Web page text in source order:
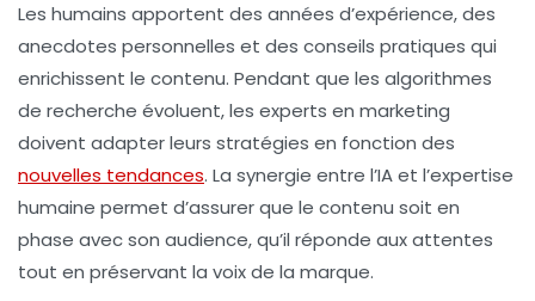
Les humains apportent des années d’expérience, des
anecdotes personnelles et des conseils pratiques qui
enrichissent le contenu. Pendant que les algorithmes
de recherche évoluent, les experts en marketing
doivent adapter leurs stratégies en fonction des
nouvelles tendances. La synergie entre l’IA et l’expertise
humaine permet d’assurer que le contenu soit en
phase avec son audience, qu’il réponde aux attentes
tout en préservant la voix de la marque.